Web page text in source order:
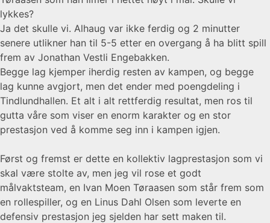
lykkes?
Ja det skulle vi. Alhaug var ikke ferdig og 2 minutter
senere utlikner han til 5-5 etter en overgang å ha blitt spill
frem av Jonathan Vestli Engebakken.
Begge lag kjemper iherdig resten av kampen, og begge
lag kunne avgjort, men det ender med poengdeling i
Tindlundhallen. Et alt i alt rettferdig resultat, men ros til
gutta våre som viser en enorm karakter og en stor
prestasjon ved å komme seg inn i kampen igjen.
Først og fremst er dette en kollektiv lagprestasjon som vi
skal være stolte av, men jeg vil rose et godt
målvaktsteam, en Ivan Moen Tøraasen som står frem som
en rollespiller, og en Linus Dahl Olsen som leverte en
defensiv prestasjon jeg sjelden har sett maken til.